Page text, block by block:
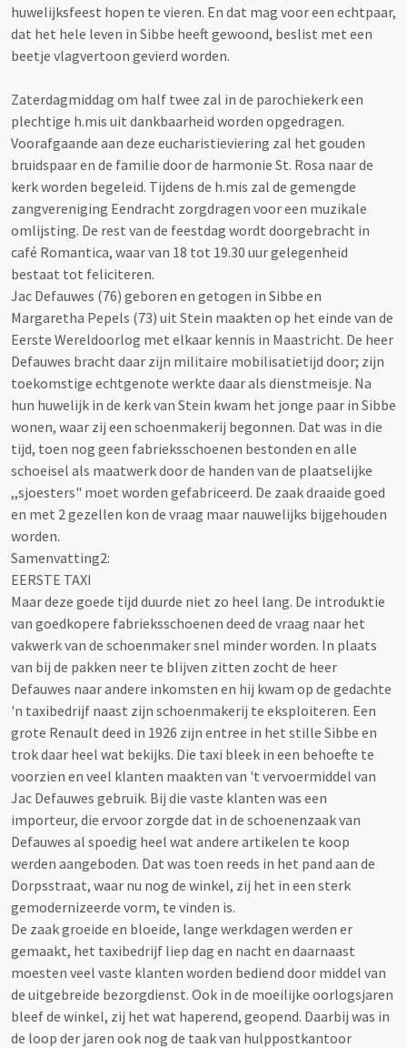
huwelijksfeest hopen te vieren. En dat mag voor een echtpaar,
dat het hele leven in Sibbe heeft gewoond, beslist met een
beetje vlagvertoon gevierd worden.
Zaterdagmiddag om half twee zal in de parochiekerk een
plechtige h.mis uit dankbaarheid worden opgedragen.
Voorafgaande aan deze eucharistieviering zal het gouden
bruidspaar en de familie door de harmonie St. Rosa naar de
kerk worden begeleid. Tijdens de h.mis zal de gemengde
zangvereniging Eendracht zorgdragen voor een muzikale
omlijsting. De rest van de feestdag wordt doorgebracht in
café Romantica, waar van 18 tot 19.30 uur gelegenheid
bestaat tot feliciteren.
Jac Defauwes (76) geboren en getogen in Sibbe en
Margaretha Pepels (73) uit Stein maakten op het einde van de
Eerste Wereldoorlog met elkaar kennis in Maastricht. De heer
Defauwes bracht daar zijn militaire mobilisatietijd door; zijn
toekomstige echtgenote werkte daar als dienstmeisje. Na
hun huwelijk in de kerk van Stein kwam het jonge paar in Sibbe
wonen, waar zij een schoenmakerij begonnen. Dat was in die
tijd, toen nog geen fabrieksschoenen bestonden en alle
schoeisel als maatwerk door de handen van de plaatselijke
,,sjoesters" moet worden gefabriceerd. De zaak draaide goed
en met 2 gezellen kon de vraag maar nauwelijks bijgehouden
worden.
Samenvatting2:
EERSTE TAXI
Maar deze goede tijd duurde niet zo heel lang. De introduktie
van goedkopere fabrieksschoenen deed de vraag naar het
vakwerk van de schoenmaker snel minder worden. In plaats
van bij de pakken neer te blijven zitten zocht de heer
Defauwes naar andere inkomsten en hij kwam op de gedachte
'n taxibedrijf naast zijn schoenmakerij te eksploiteren. Een
grote Renault deed in 1926 zijn entree in het stille Sibbe en
trok daar heel wat bekijks. Die taxi bleek in een behoefte te
voorzien en veel klanten maakten van 't vervoermiddel van
Jac Defauwes gebruik. Bij die vaste klanten was een
importeur, die ervoor zorgde dat in de schoenenzaak van
Defauwes al spoedig heel wat andere artikelen te koop
werden aangeboden. Dat was toen reeds in het pand aan de
Dorpsstraat, waar nu nog de winkel, zij het in een sterk
gemodernizeerde vorm, te vinden is.
De zaak groeide en bloeide, lange werkdagen werden er
gemaakt, het taxibedrijf liep dag en nacht en daarnaast
moesten veel vaste klanten worden bediend door middel van
de uitgebreide bezorgdienst. Ook in de moeilijke oorlogsjaren
bleef de winkel, zij het wat haperend, geopend. Daarbij was in
de loop der jaren ook nog de taak van hulppostkantoor